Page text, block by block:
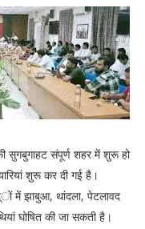
सुगबुगाहट संपूर्ण शहर में शुरू हो
शुरू कर दी गई है।
में झाबुआ, थांदला, पेटलावद
घोषित की जा सकती है।